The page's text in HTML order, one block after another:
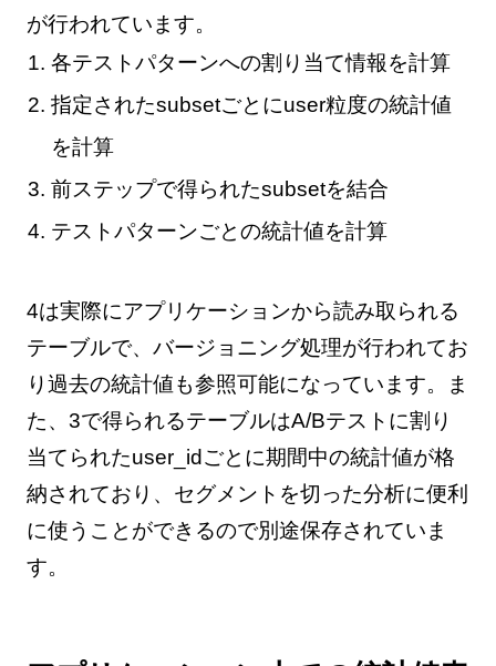
が行われています。
各テストパターンへの割り当て情報を計算
指定されたsubsetごとにuser粒度の統計値
を計算
前ステップで得られたsubsetを結合
テストパターンごとの統計値を計算
4は実際にアプリケーションから読み取られる
テーブルで、バージョニング処理が行われてお
り過去の統計値も参照可能になっています。ま
た、3で得られるテーブルはA/Bテストに割り
当てられたuser_idごとに期間中の統計値が格
納されており、セグメントを切った分析に便利
に使うことができるので別途保存されていま
す。